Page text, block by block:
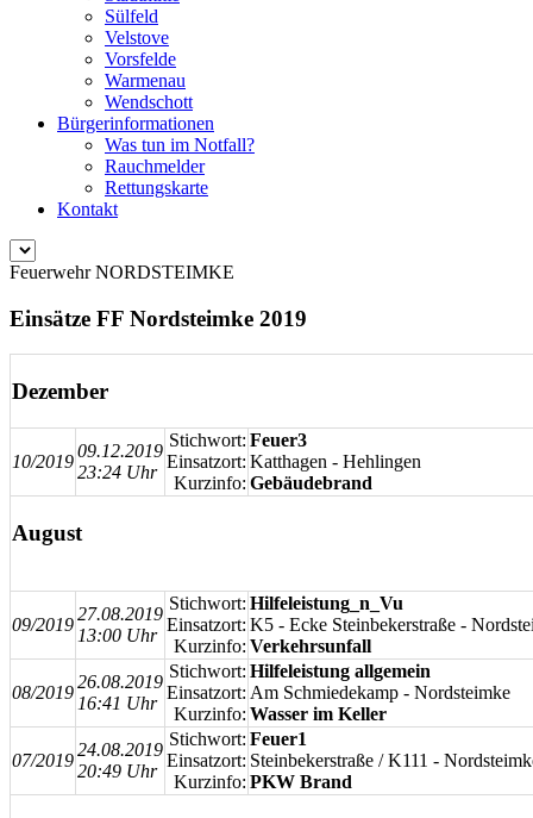
Sülfeld
Velstove
Vorsfelde
Warmenau
Wendschott
Bürgerinformationen
Was tun im Notfall?
Rauchmelder
Rettungskarte
Kontakt
Feuerwehr NORDSTEIMKE
Einsätze FF Nordsteimke 2019
Dezember
10/2019
09.12.2019
23:24 Uhr
Stichwort:
Einsatzort:
Kurzinfo:
Feuer3
Katthagen - Hehlingen
Gebäudebrand
August
09/2019
27.08.2019
13:00 Uhr
Stichwort:
Einsatzort:
Kurzinfo:
Hilfeleistung_n_Vu
K5 - Ecke Steinbekerstraße -
Verkehrsunfall
08/2019
26.08.2019
16:41 Uhr
Stichwort:
Einsatzort:
Kurzinfo:
Hilfeleistung allgemein
Am Schmiedekamp - Nordsteimke
Wasser im Keller
07/2019
24.08.2019
20:49 Uhr
Stichwort:
Einsatzort:
Kurzinfo:
Feuer1
Steinbekerstraße / K111 -
PKW Brand